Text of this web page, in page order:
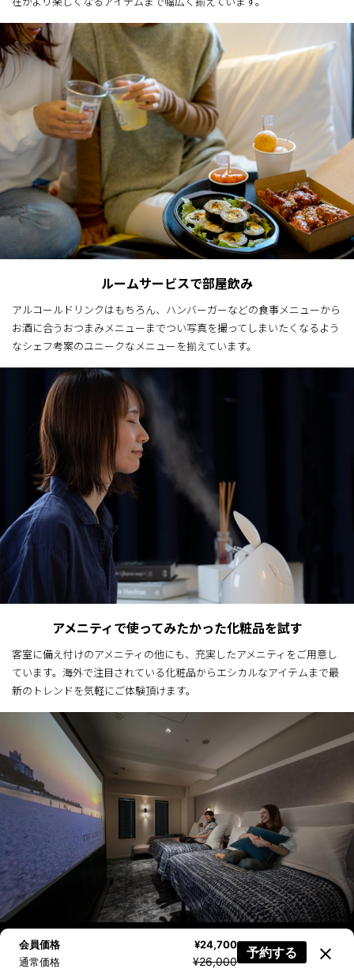
ルームサービスで部屋飲み
アルコールドリンクはもちろん、ハンバーガーなどの食事メニューから
お酒に合うおつまみメニューまでつい写真を撮ってしまいたくなるよう
なシェフ考案のユニークなメニューを揃えています。
アメニティで使ってみたかった化粧品を試す
客室に備え付けのアメニティの他にも、充実したアメニティをご用意し
ています。海外で注目されている化粧品からエシカルなアイテムまで最
新のトレンドを気軽にご体験頂けます。
プライベートシアター体験
ニュース配信登録 電話で問合せ AIに質問
会員価格
¥24,700
通常価格
¥26,000
予約する